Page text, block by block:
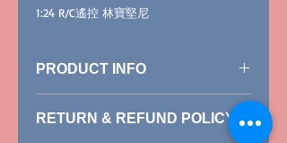
1:24 R/C遙控 林寶堅尼
PRODUCT INFO
RETURN & REFUND POLICY